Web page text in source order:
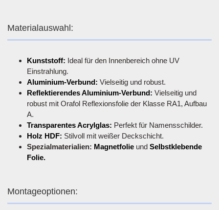
Materialauswahl:
Kunststoff: Ideal für den Innenbereich ohne UV
Einstrahlung.
Aluminium-Verbund: Vielseitig und robust.
Reflektierendes Aluminium-Verbund: Vielseitig und
robust mit Orafol Reflexionsfolie der Klasse RA1, Aufbau
A.
Transparentes Acrylglas: Perfekt für Namensschilder.
Holz HDF: Stilvoll mit weißer Deckschicht.
Spezialmaterialien: Magnetfolie und Selbstklebende
Folie.
Montageoptionen: